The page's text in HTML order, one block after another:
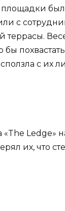
был
с
террасы.
с их
Ledge»
их, что